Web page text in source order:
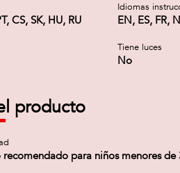
CS, SK, HU, RU
Idiomas
EN, ES, FR,
Tiene luces
No
producto
para niños menores